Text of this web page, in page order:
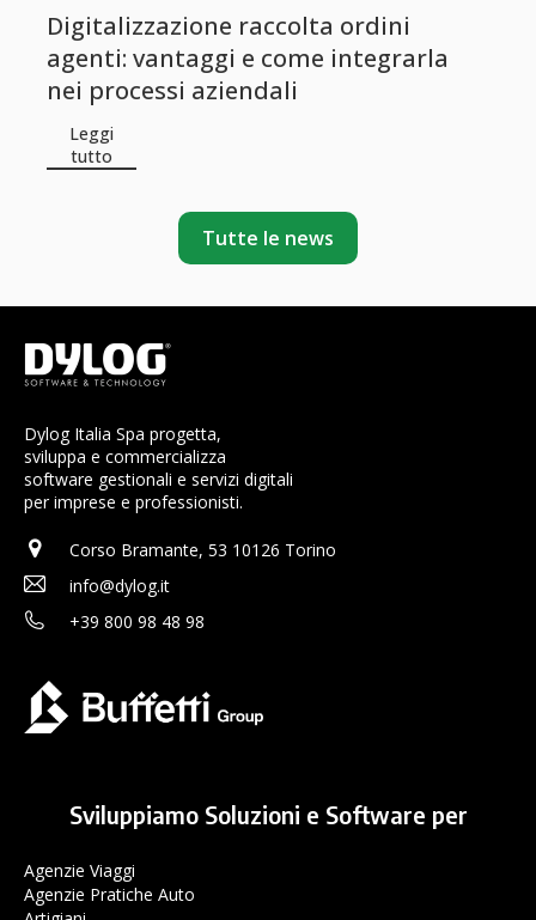
Digitalizzazione raccolta ordini
agenti: vantaggi e come integrarla
nei processi aziendali
Leggi
tutto
Tutte le news
Dylog Italia Spa progetta,
sviluppa e commercializza
software gestionali e servizi digitali
per imprese e professionisti.
Corso Bramante, 53 10126 Torino
info@dylog.it
+39 800 98 48 98
Sviluppiamo Soluzioni e Software per
Agenzie Viaggi
Agenzie Pratiche Auto